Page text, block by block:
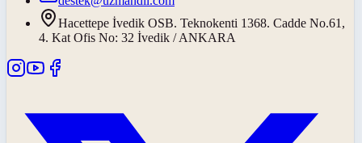
Hacettepe İvedik OSB. Teknokenti 1368. Cadde No.61,
4. Kat Ofis No: 32 İvedik / ANKARA